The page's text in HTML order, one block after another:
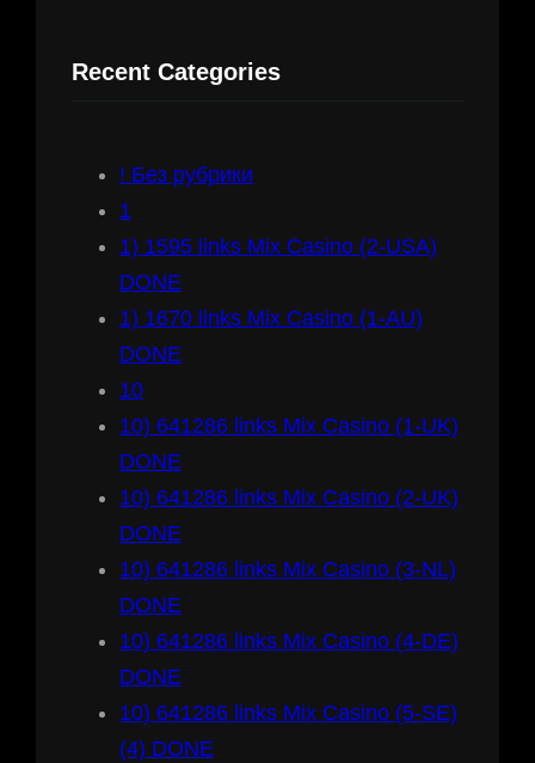
c
Recent Categories
! Без рубрики
1
1) 1595 links Mix Casino (2-USA)
DONE
1) 1670 links Mix Casino (1-AU)
DONE
10
10) 641286 links Mix Casino (1-UK)
DONE
10) 641286 links Mix Casino (2-UK)
DONE
10) 641286 links Mix Casino (3-NL)
DONE
10) 641286 links Mix Casino (4-DE)
DONE
10) 641286 links Mix Casino (5-SE)
(4) DONE